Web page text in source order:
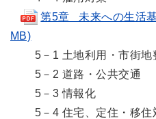
第5章 未来への生活
MB)
5－1 土地利用・市街地
5－2 道路・公共交通
5－3 情報化
5－4 住宅、定住・移住